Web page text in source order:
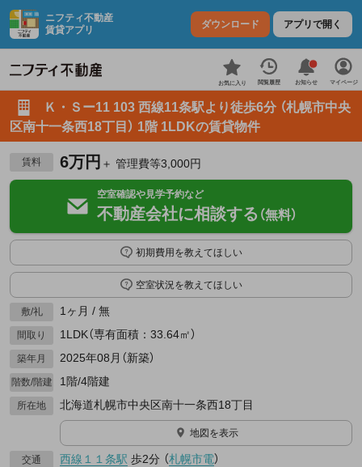
ニフティ不動産
賃貸アプリ
ダウンロード アプリで開く
お気に入り 閲覧履歴 お知らせ マイページ
Ｋ・Ｓー11 103 西線11条駅より徒歩6分 （札幌市中央
区南十一条西18丁目） 1階 1LDKの賃貸物件
賃料 6万円 ＋ 管理費等3,000円
空室確認や見学予約など
不動産会社に相談する （無料）
初期費用を教えてほしい
空室状況を教えてほしい
敷/礼 1ヶ月 / 無
間取り 1LDK（専有面積：33.64㎡）
築年月 2025年08月（新築）
階数/階建 1階/4階建
所在地 北海道札幌市中央区南十一条西18丁目
地図を表示
交通 西線１１条駅 歩2分 （札幌市電）